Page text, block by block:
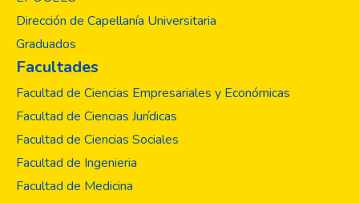
Dirección de Capellanía Universitaria
Graduados
Facultades
Facultad de Ciencias Empresariales y Económicas
Facultad de Ciencias Jurídicas
Facultad de Ciencias Sociales
Facultad de Ingenieria
Facultad de Medicina